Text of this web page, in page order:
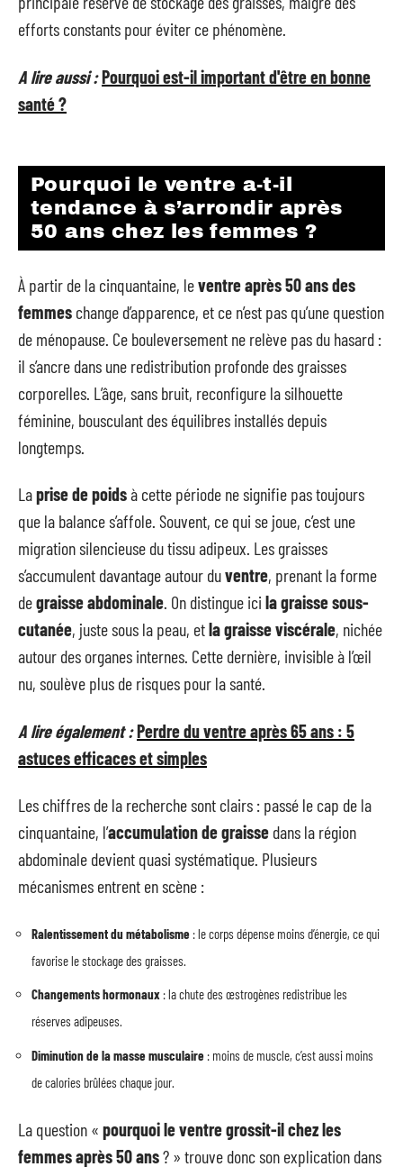
efforts constants pour éviter ce phénomène.
A lire aussi :Pourquoi est-il important d'être en bonne
santé ?
Pourquoi le ventre a-t-il
tendance à s’arrondir après
50 ans chez les femmes ?
À partir de la cinquantaine, leventre après 50 ans des
femmes change d’apparence, et ce n’est pas qu’une question
de ménopause. Ce bouleversement ne relève pas du hasard :
il s’ancre dans une redistribution profonde des graisses
corporelles. L’âge, sans bruit, reconfigure la silhouette
féminine, bousculant des équilibres installés depuis
longtemps.
Laprise de poidsà cette période ne signifie pas toujours
que la balance s’affole. Souvent, ce qui se joue, c’est une
migration silencieuse du tissu adipeux. Les graisses
s’accumulent davantage autour duventre, prenant la forme
degraisse abdominale. On distingue ici la graisse sous-
cutanée, juste sous la peau, etla graisse viscérale, nichée
autour des organes internes. Cette dernière, invisible à l’œil
nu, soulève plus de risques pour la santé.
A lire également :Perdre du ventre après 65 ans : 5
astuces efficaces et simples
Les chiffres de la recherche sont clairs : passé le cap de la
cinquantaine, l’accumulation de graisse dans la région
abdominale devient quasi systématique. Plusieurs
mécanismes entrent en scène :
Ralentissement du métabolisme : le corps dépense moins d’énergie, ce qui
favorise le stockage des graisses.
Changements hormonaux : la chute des œstrogènes redistribue les
réserves adipeuses.
Diminution de la masse musculaire : moins de muscle, c’est aussi moins
de calories brûlées chaque jour.
La question « pourquoi le ventre grossit-il chez les
femmes après 50 ans? » trouve donc son explication dans